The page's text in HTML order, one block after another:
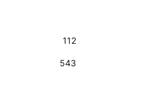
112
543